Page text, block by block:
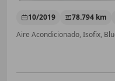
10/2019 78.794 km